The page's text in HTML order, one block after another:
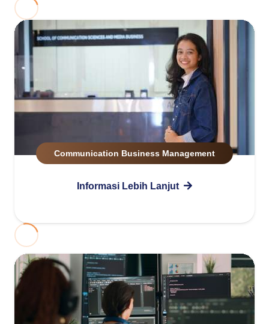
Communication Business Management
Informasi Lebih Lanjut